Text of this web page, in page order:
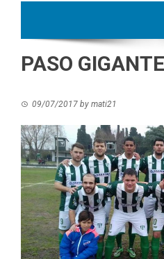
PASO
09/07/2017 by mati21